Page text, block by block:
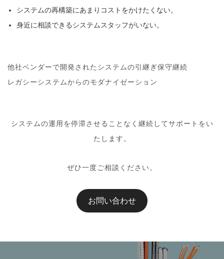
システムの再構築にあまりコストをかけたくない。
身近に相談できるシステムスタッフがいない。
他社ベンダーで開発されたシステムの引継ぎ保守継続
レガシーシステムからのモダナイゼーション
システムの運用を停滞させることなく継続してサポートをい
たします。
ぜひ一度ご相談ください。
お問い合わせ